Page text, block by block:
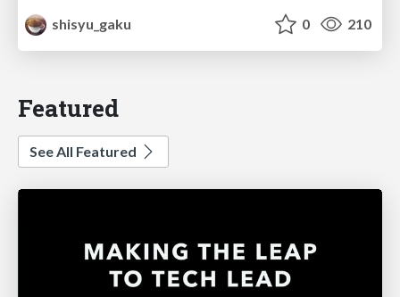
shisyu_gaku
0 210
Featured
See All Featured